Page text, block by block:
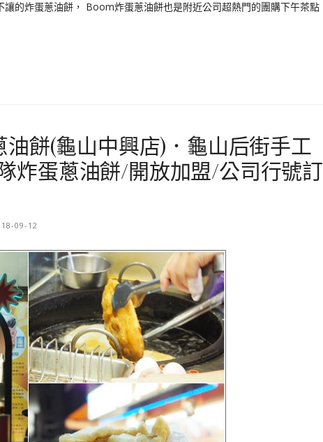
的炸蛋蔥油餅， Boom炸蛋蔥油餅也是附近公司超熱門的團購下午茶點
餅(龜山中興店)．龜山后街手工
炸蛋蔥油餅/開放加盟/公司行號訂
09-12